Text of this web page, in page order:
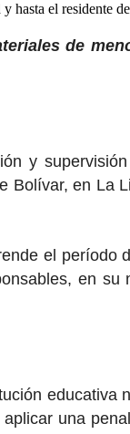
hasta el residente
de
y
en
el
en
una